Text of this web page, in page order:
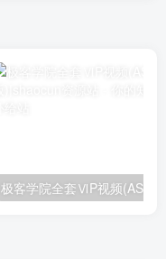
极客学院全套ⅥP视频(AS版)